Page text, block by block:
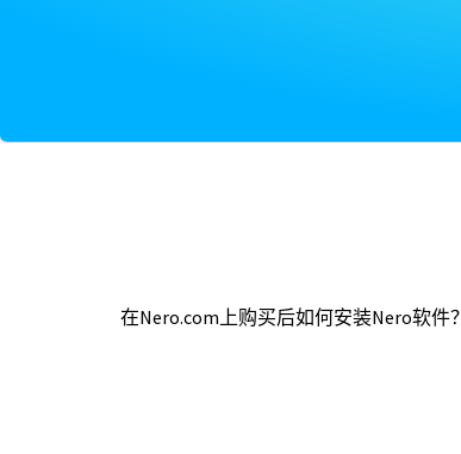
在Nero.com上购买后如何安装Nero软件？